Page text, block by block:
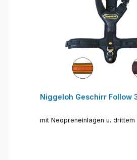
Niggeloh Geschirr Follow
mit Neopreneinlagen u. drittem